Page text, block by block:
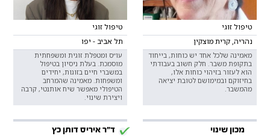
טיפול זוגי
נהריה, קרית מוצקין
מאמינה שלכל אחד יש כוחות, בייחוד
בתקופת משבר. חלק חשוב בעבודתי
הוא לעזור בזיהוי כוחות אלו,
בחיזוקם ובמימושם לטובת יציאה
מהמשבר.
טיפול זוגי
תל אביב - יפו
עו״ס ומטפלת זוגית ומשפחתית
מוסמכת. בעלת ניסיון בטיפול
במשברי חיים בזוגות, יחידים
ומשפחות. מאמינה שהמרחב
הטיפולי מאפשר שיח אותנטי, קרבה
ויצירת שינוי.
מכון שינוי ד"ר איריס דותן כץ